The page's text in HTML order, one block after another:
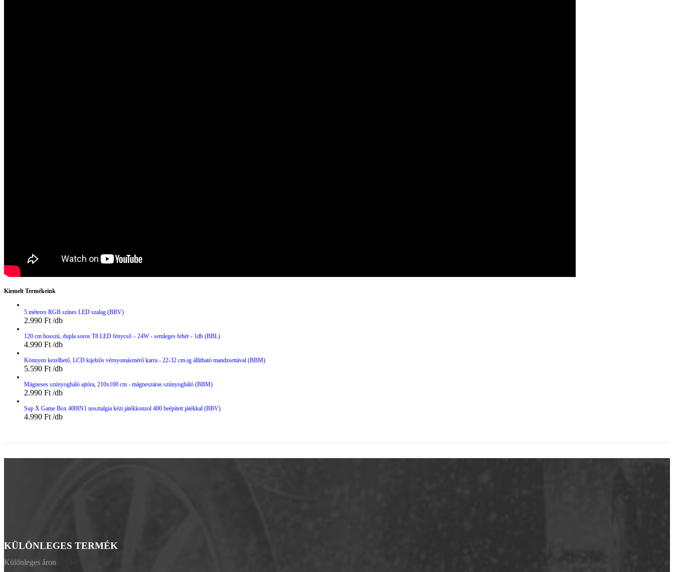
Kiemelt Termékeink
5 méteres RGB színes LED szalag (BBV)
2.990 Ft
120 cm hosszú, dupla soros T8 LED fénycső – 24W - semleges fehér - 1db (BBL)
4.990 Ft
Könnyen kezelhető, LCD kijelzős vérnyomásmérő karra - 22-32 cm-ig állítható mandzsettával (BBM)
5.590 Ft
Mágneses szúnyogháló ajtóra, 210x100 cm - mágneszáras szúnyogháló (BBM)
2.990 Ft
Sup X Game Box 400IN1 nosztalgia kézi játékkonzol 400 beépített játékkal (BBV)
4.990 Ft
KÜLÖNLEGES TERMÉK
Különleges áron